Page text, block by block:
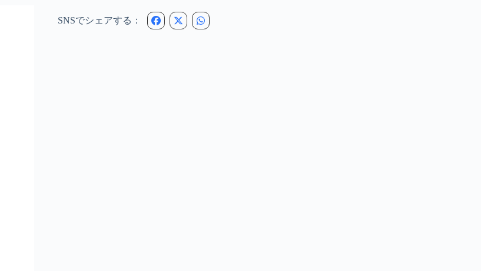
SNSでシェアする：